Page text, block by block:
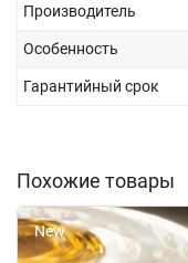
Производитель
Особенность
Гарантийный срок
Похожие товары
New